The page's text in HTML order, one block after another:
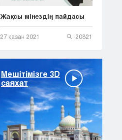
Жақсы мінездің пайдасы
27 қазан 2021 20821
Мешітімізге 3D
саяхат